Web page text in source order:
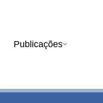
Publicações